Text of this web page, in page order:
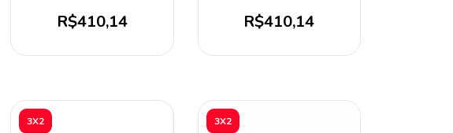
R$410,14 R$410,14
3X2 3X2